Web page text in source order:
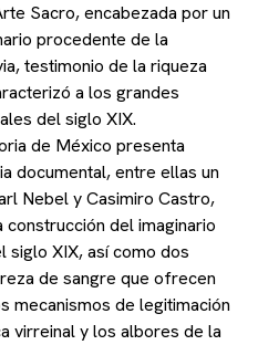
Sacro, encabezada por un
procedente de la
testimonio de la riqueza
a los grandes
del siglo XIX.
de México presenta
documental, entre ellas un
Nebel y Casimiro Castro,
del imaginario
siglo XIX, así como dos
de sangre que ofrecen
mecanismos de legitimación
virreinal y los albores de la